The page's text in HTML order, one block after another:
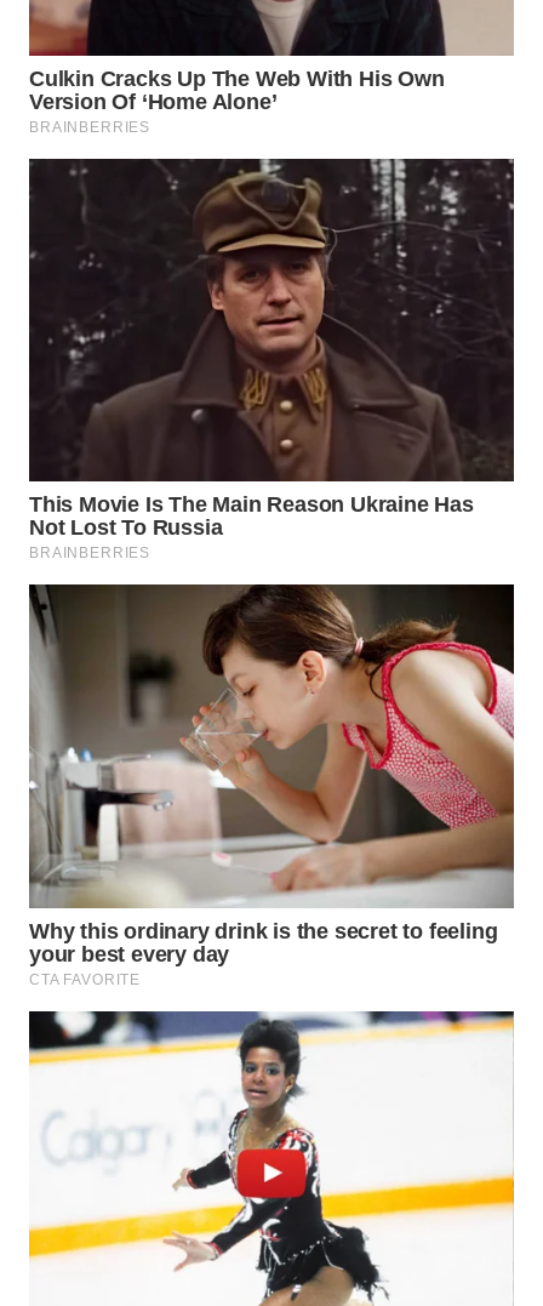
WN
SAMOSIR
WN
PADANG
LAWAS
WN
SUMEDANG
CIANJUR
WN
KEPULAUAN
WN
TANGERANG
BINJAI
WN
INDRAMAYU
WN
KUNINGAN
WN
MAJALENGKA
WN
WN
SUKABUMI
WN
PURWAKARTA